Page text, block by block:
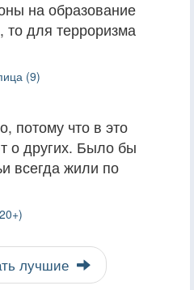
на образование
то для терроризма
(9)
потому что в это
о других. Было бы
всегда жили по
лучшие